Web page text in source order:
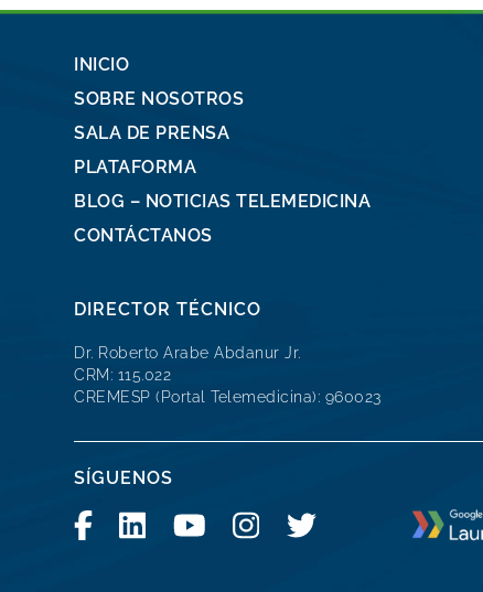
INICIO
SOBRE NOSOTROS
SALA DE PRENSA
PLATAFORMA
BLOG – NOTICIAS TELEMEDICINA
CONTÁCTANOS
DIRECTOR TÉCNICO
Dr. Roberto Arabe Abdanur Jr.
CRM: 115.022
CREMESP (Portal Telemedicina): 960023
SÍGUENOS